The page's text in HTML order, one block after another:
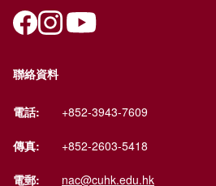
聯絡資料
電話: +852-3943-7609
傳真: +852-2603-5418
電郵: nac@cuhk.edu.hk